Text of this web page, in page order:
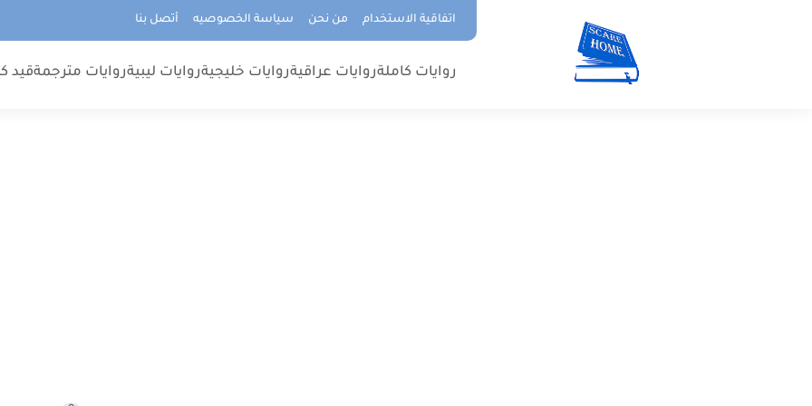
اتفاقية الاستخدام من نحن سياسة الخصوصيه أتصل بنا
روايات كاملةروايات عراقيةروايات خليجيةروايات ليبيةروايات مترجمةقيد